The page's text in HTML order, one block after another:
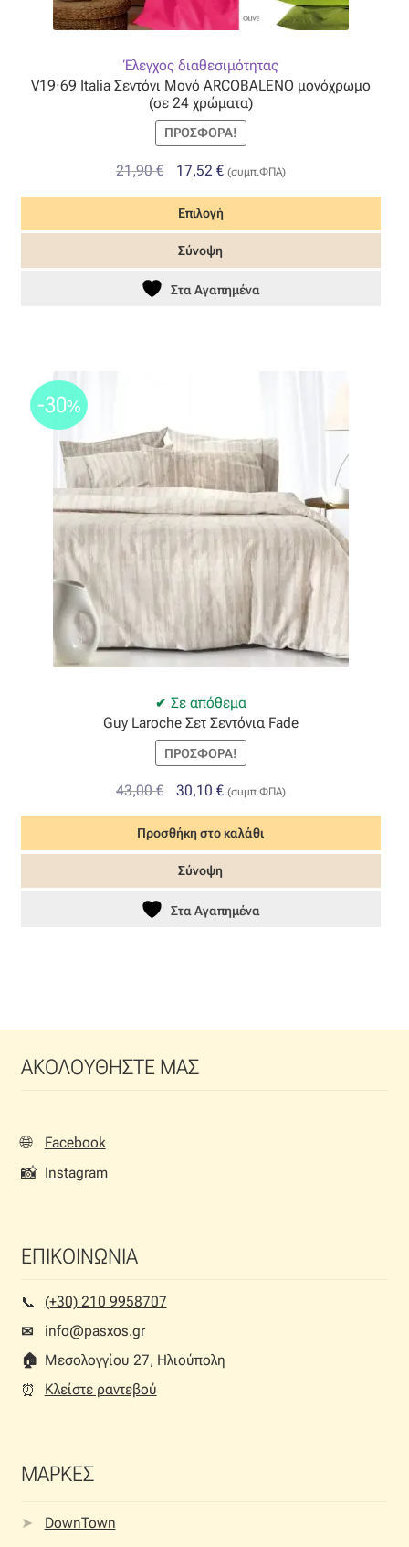
Έλεγχος διαθεσιμότητας
V19·69 Italia Σεντόνι Μονό ARCOBALENO μονόχρωμο
(σε 24 χρώματα)
ΠΡΟΣΦΟΡΆ!
21,90€
Original
price
was:
21,90 €.
17,52 €Η
τρέχουσα
τιμή
είναι:
(συμπ.ΦΠΑ)
Επιλογή
το
επιλογές
μπορούν
επιλεγούν
σελίδα
προϊόντος
Σύνοψη
Στα Αγαπημένα
Σε απόθεμα
-30%
Guy Laroche Σετ Σεντόνια Fade
ΠΡΟΣΦΟΡΆ!
43,00€
Original
price
was:
43,00 €.
30,10 €Η
τρέχουσα
τιμή
είναι:
(συμπ.ΦΠΑ)
Προσθήκη στο καλάθι
Σύνοψη
Στα Αγαπημένα
ΑΚΟΛΟΥΘΗΣΤΕ ΜΑΣ
🌐 Facebook
📸 Instagram
ΕΠΙΚΟΙΝΩΝΙΑ
📞︎
(+30) 210 9958707
✉
info@pasxos.gr
🏠︎ Μεσολογγίου 27, Ηλιούπολη
⏰︎
Κλείστε ραντεβού
ΜΑΡΚΕΣ
DownTown